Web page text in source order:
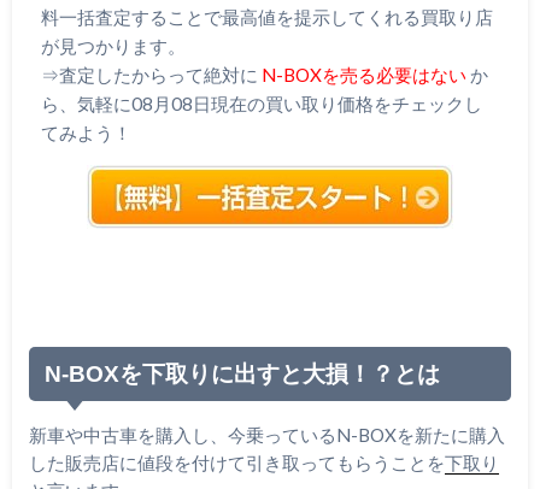
料一括査定することで最高値を提示してくれる買取り店
が見つかります。
⇒査定したからって絶対に N-BOXを売る必要はない か
ら、気軽に08月08日現在の買い取り価格をチェックし
てみよう！
N-BOXを下取りに出すと大損！？とは
新車や中古車を購入し、今乗っているN-BOXを新たに購入
した販売店に値段を付けて引き取ってもらうことを下取り